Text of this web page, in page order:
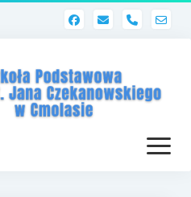
phone
otwórz
menu